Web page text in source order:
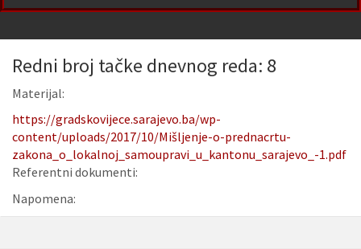
Redni broj tačke dnevnog reda: 8
Materijal:
https://gradskovijece.sarajevo.ba/wp-
content/uploads/2017/10/Mišljenje-o-prednacrtu-
zakona_o_lokalnoj_samoupravi_u_kantonu_sarajevo_-1.pdf
Referentni dokumenti:
Napomena: